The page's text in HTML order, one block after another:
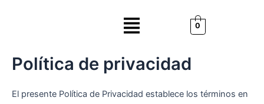
Menú
0
Política de privacidad
El presente Política de Privacidad establece los términos en